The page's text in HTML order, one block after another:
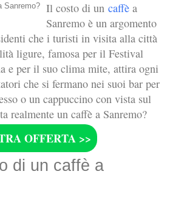
Il costo di un caffè a
Sanremo è un argomento
che i turisti in visita alla città
ligure, famosa per il Festival
e per il suo clima mite, attira ogni
che si fermano nei suoi bar per
o un cappuccino con vista sul
realmente un caffè a Sanremo?
OFFERTA >>
di un caffè a